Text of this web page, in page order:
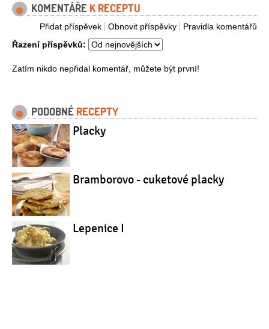
KOMENTÁŘE K RECEPTU
Pravidla komentářů
Obnovit příspěvky
Přidat příspěvek
Řazení příspěvků:
Zatím nikdo nepřidal komentář, můžete být první!
PODOBNÉ RECEPTY
Placky
Bramborovo - cuketové placky
Lepenice I